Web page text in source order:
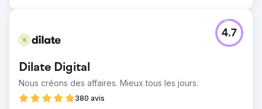
Dilate Digital
Nous créons des affaires. Mieux tous les jours.
380 avis
4.7